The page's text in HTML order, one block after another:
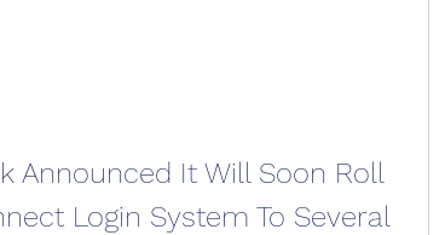
Announced It Will Soon Roll
Login System To Several